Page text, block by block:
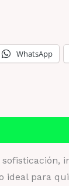
WhatsApp
ideal para